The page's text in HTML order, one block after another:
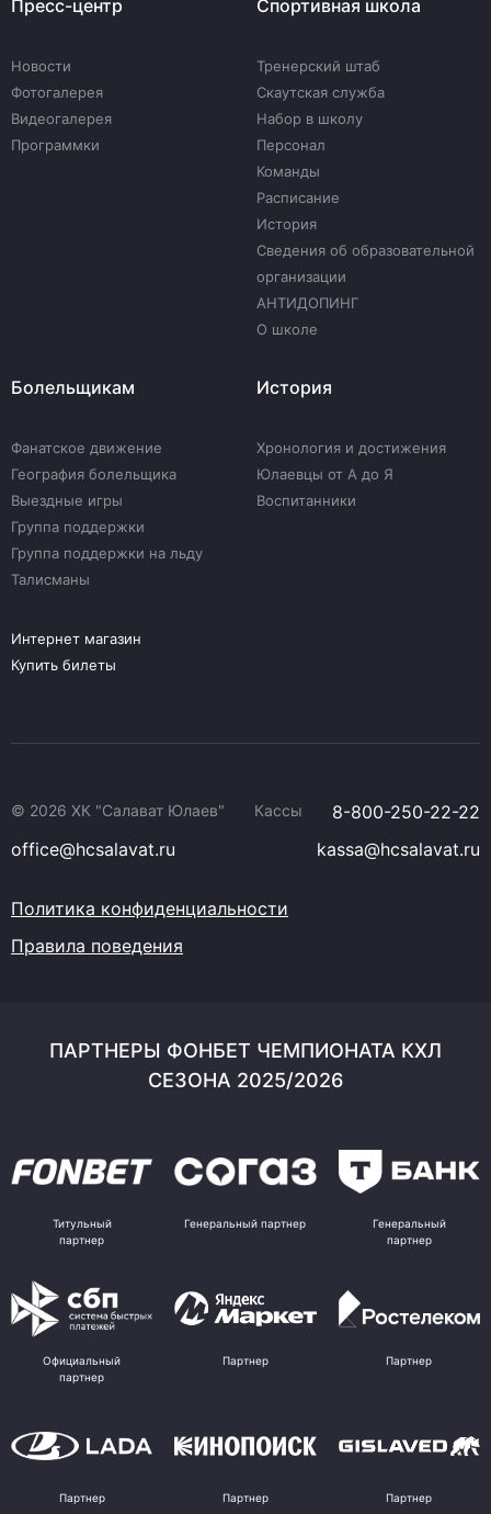
Пресс-центр
Новости
Фотогалерея
Видеогалерея
Программки
Спортивная школа
Тренерский штаб
Скаутская служба
Набор в школу
Персонал
Команды
Расписание
История
Сведения об образовательной
организации
АНТИДОПИНГ
О школе
Болельщикам
Фанатское движение
География болельщика
Выездные игры
Группа поддержки
Группа поддержки на льду
Талисманы
История
Хронология и достижения
Юлаевцы от А до Я
Воспитанники
Интернет магазин
Купить билеты
© 2026 ХК "Салават Юлаев" Кассы
8-800-250-22-22
office@hcsalavat.ru
kassa@hcsalavat.ru
Политика конфиденциальности
Правила поведения
ПАРТНЕРЫ ФОНБЕТ ЧЕМПИОНАТА КХЛ
СЕЗОНА 2025/2026
Титульный
партнер
Генеральный партнер
Генеральный
партнер
Официальный
партнер
Партнер Партнер
Партнер Партнер Партнер